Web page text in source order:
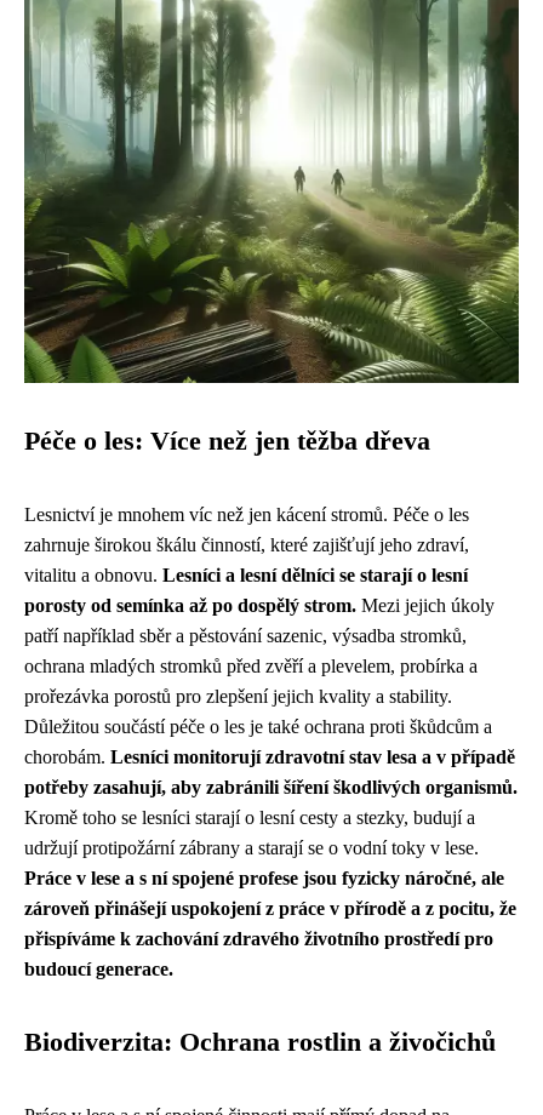
Péče o les: Více než jen těžba dřeva
Lesnictví je mnohem víc než jen kácení stromů. Péče o les
zahrnuje širokou škálu činností, které zajišťují jeho zdraví,
vitalitu a obnovu. Lesníci a lesní dělníci se starají o lesní
porosty od semínka až po dospělý strom. Mezi jejich úkoly
patří například sběr a pěstování sazenic, výsadba stromků,
ochrana mladých stromků před zvěří a plevelem, probírka a
prořezávka porostů pro zlepšení jejich kvality a stability.
Důležitou součástí péče o les je také ochrana proti škůdcům a
chorobám. Lesníci monitorují zdravotní stav lesa a v případě
potřeby zasahují, aby zabránili šíření škodlivých organismů.
Kromě toho se lesníci starají o lesní cesty a stezky, budují a
udržují protipožární zábrany a starají se o vodní toky v lese.
Práce v lese a s ní spojené profese jsou fyzicky náročné, ale
zároveň přinášejí uspokojení z práce v přírodě a z pocitu, že
přispíváme k zachování zdravého životního prostředí pro
budoucí generace.
Biodiverzita: Ochrana rostlin a živočichů